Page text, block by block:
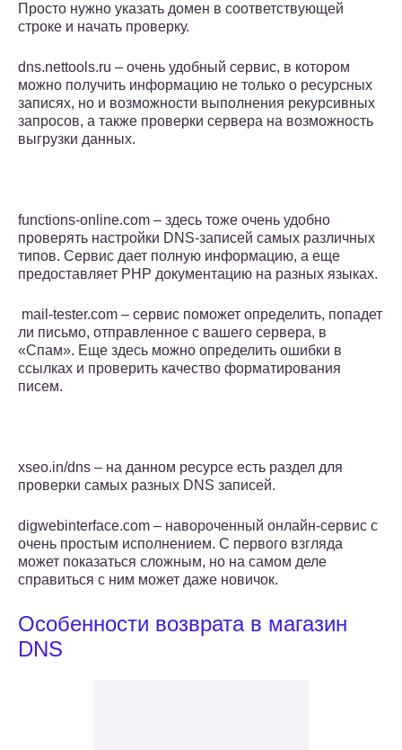
Просто нужно указать домен в соответствующей
строке и начать проверку.
dns.nettools.ru – очень удобный сервис, в котором
можно получить информацию не только о ресурсных
записях, но и возможности выполнения рекурсивных
запросов, а также проверки сервера на возможность
выгрузки данных.
functions-online.com – здесь тоже очень удобно
проверять настройки DNS-записей самых различных
типов. Сервис дает полную информацию, а еще
предоставляет PHP документацию на разных языках.
mail-tester.com – сервис поможет определить, попадет
ли письмо, отправленное с вашего сервера, в
«Спам». Еще здесь можно определить ошибки в
ссылках и проверить качество форматирования
писем.
xseo.in/dns – на данном ресурсе есть раздел для
проверки самых разных DNS записей.
digwebinterface.com – навороченный онлайн-сервис с
очень простым исполнением. С первого взгляда
может показаться сложным, но на самом деле
справиться с ним может даже новичок.
Особенности возврата в магазин
DNS